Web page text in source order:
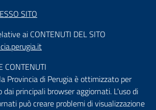
SITO
ai CONTENUTI DEL SITO
CONTENUTI
Provincia di Perugia è ottimizzato per
dai principali browser aggiornati. L'uso di
può creare problemi di visualizzazione